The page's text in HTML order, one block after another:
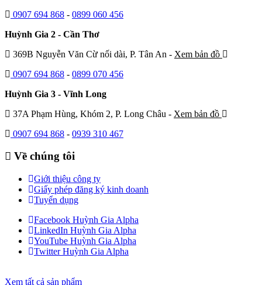
0907 694 868 - 0899 060 456
Huỳnh Gia 2 - Cần Thơ
369B Nguyễn Văn Cừ nối dài, P. Tân An - Xem bản đồ
0907 694 868 - 0899 070 456
Huỳnh Gia 3 - Vĩnh Long
37A Phạm Hùng, Khóm 2, P. Long Châu - Xem bản đồ
0907 694 868 - 0939 310 467
Về chúng tôi
Giới thiệu công ty
Giấy phép đăng ký kinh doanh
Tuyển dụng
Facebook Huỳnh Gia Alpha
LinkedIn Huỳnh Gia Alpha
YouTube Huỳnh Gia Alpha
Twitter Huỳnh Gia Alpha
Xem tất cả sản phẩm